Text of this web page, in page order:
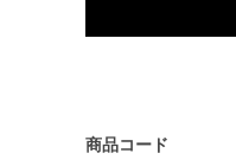
商品コード